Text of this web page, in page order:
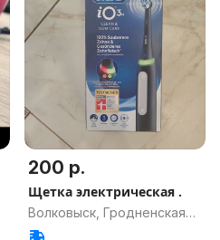
200 р.
Щетка электрическая .
Волковыск, Гродненская
обл.